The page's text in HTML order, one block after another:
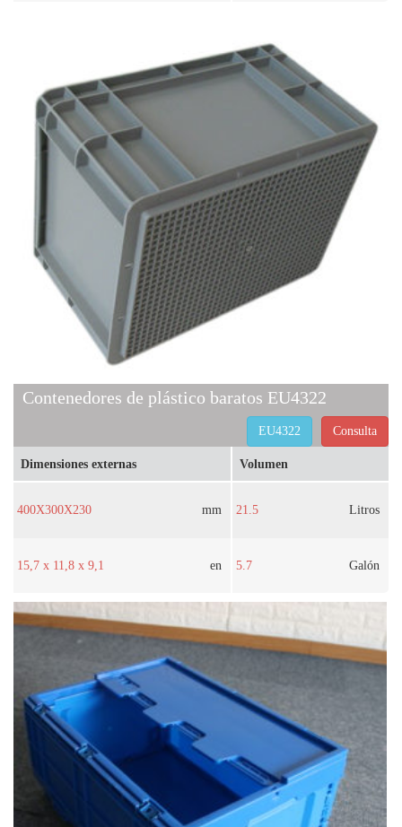
Contenedores de plástico baratos EU4322
Consulta
EU4322
Dimensiones externas
400X300X230 mm
15,7 x 11,8 x 9,1 en
Volumen
21.5 Litros
5.7 Galón